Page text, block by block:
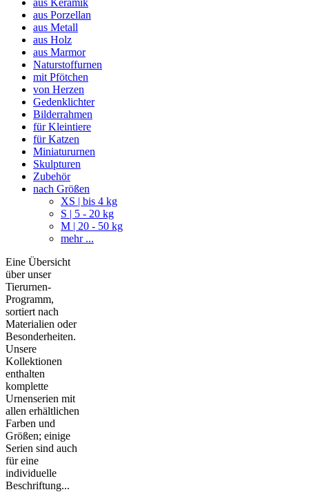
aus Keramik
aus Porzellan
aus Metall
aus Holz
aus Marmor
Naturstoffurnen
mit Pfötchen
von Herzen
Gedenklichter
Bilderrahmen
für Kleintiere
für Katzen
Miniatururnen
Skulpturen
Zubehör
nach Größen
XS | bis 4 kg
S | 5 - 20 kg
M | 20 - 50 kg
mehr ...
Eine Übersicht
über unser
Tierurnen-
Programm,
sortiert nach
Materialien oder
Besonderheiten.
Unsere
Kollektionen
enthalten
komplette
Urnenserien mit
allen erhältlichen
Farben und
Größen; einige
Serien sind auch
für eine
individuelle
Beschriftung...